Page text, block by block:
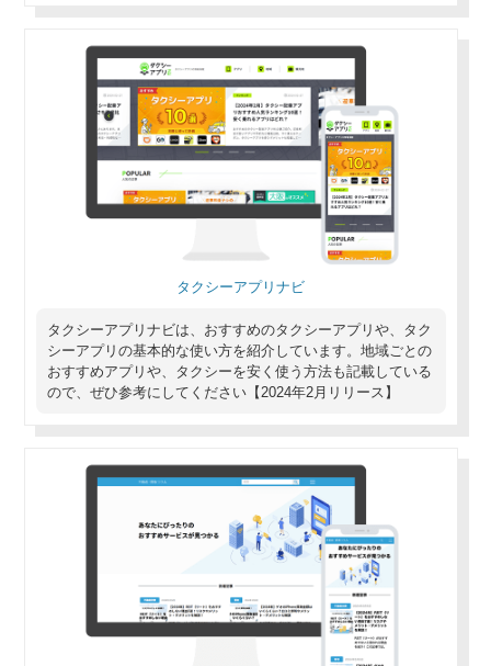
タクシーアプリナビ
タクシーアプリナビは、おすすめのタクシーアプリや、タク
シーアプリの基本的な使い方を紹介しています。地域ごとの
おすすめアプリや、タクシーを安く使う方法も記載している
ので、ぜひ参考にしてください【2024年2月リリース】